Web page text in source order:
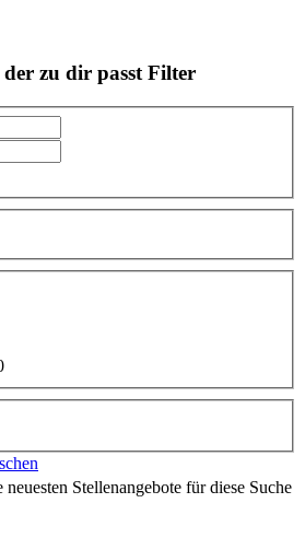
zu dir passt Filter
neuesten Stellenangebote für diese Suche